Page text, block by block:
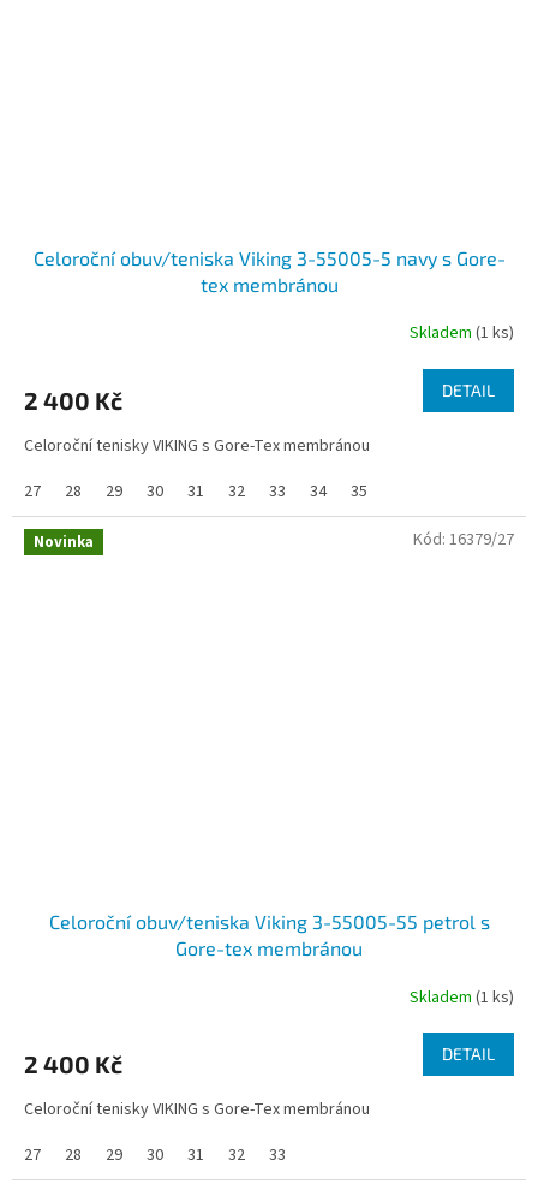
Celoroční obuv/teniska Viking 3-55005-5 navy s Gore-
tex membránou
Skladem (1 ks)
2 400 Kč DETAIL
Celoroční tenisky VIKING s Gore-Tex membránou
27
28 29 30 31 32 33 34 35
Novinka
Celoroční obuv/teniska Viking 3-55005-55 petrol s
Gore-tex membránou
Skladem (1 ks)
2 400 Kč DETAIL
Celoroční tenisky VIKING s Gore-Tex membránou
27
28 29 30 31 32 33
Kód: 16379/27